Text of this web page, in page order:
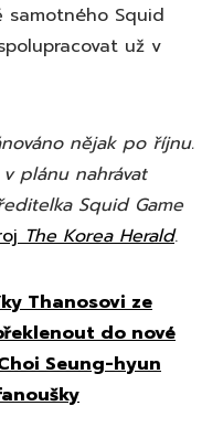
Squid
už v
nějak po říjnu.
plánu nahrávat
Squid Game
The Korea Herald.
Thanosovi ze
do nové
Seung-hyun